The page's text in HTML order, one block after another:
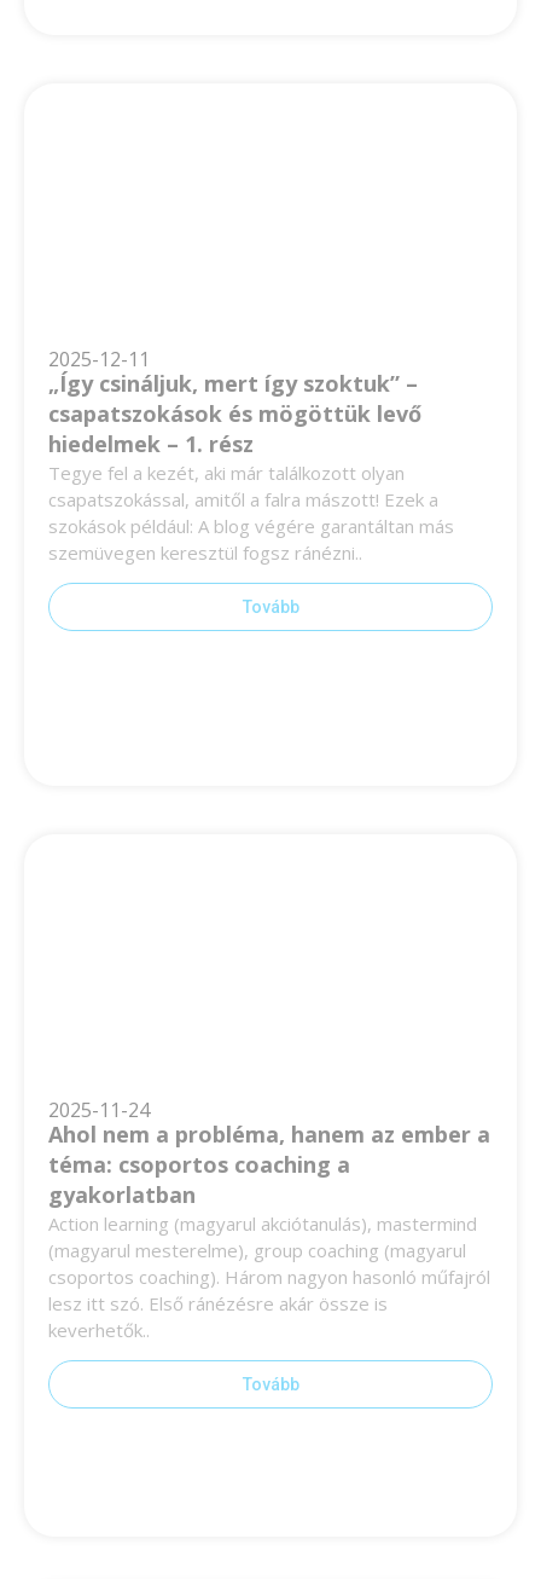
2025-12-11
„Így csináljuk, mert így szoktuk” –
csapatszokások és mögöttük levő
hiedelmek – 1. rész
Tegye fel a kezét, aki már találkozott olyan
csapatszokással, amitől a falra mászott! Ezek a
szokások például: A blog végére garantáltan más
szemüvegen keresztül fogsz ránézni..
Tovább
2025-11-24
Ahol nem a probléma, hanem az ember a
téma: csoportos coaching a
gyakorlatban
Action learning (magyarul akciótanulás), mastermind
(magyarul mesterelme), group coaching (magyarul
csoportos coaching). Három nagyon hasonló műfajról
lesz itt szó. Első ránézésre akár össze is
keverhetők..
Tovább